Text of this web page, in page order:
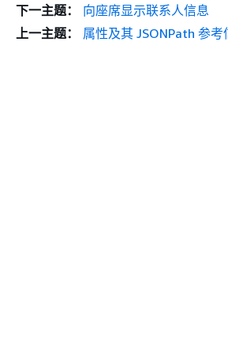
下一主题：
向座席显示联系人信息
上一主题：
属性及其 JSONPath 参考